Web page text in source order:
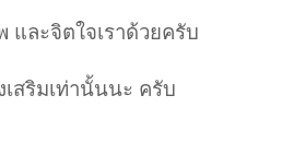
ละจิตใจเราด้วยครับ
สริมเท่านั้นนะ ครับ